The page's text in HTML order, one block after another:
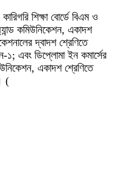
শিক্ষা বোর্ডে বিএম ও
কমিউনিকেশন, একাদশ
দ্বাদশ শ্রেণিতে
১; এবং ডিপ্লোমা ইন কমার্সের
একাদশ শ্রেণিতে
(